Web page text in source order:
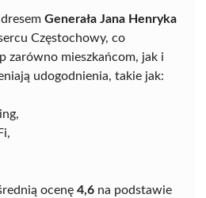
Generała Jana Henryka
Częstochowy, co
zarówno mieszkańcom, jak i
udogodnienia, takie jak:
ocenę 4,6 na podstawie